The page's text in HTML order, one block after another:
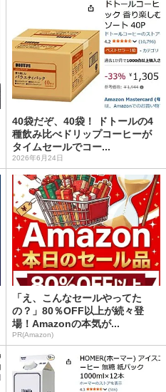
40袋だぞ、40袋！ ドトールの4
種飲み比べドリップコーヒーが
タイムセールでコー...
2026年6月24日
「え、こんなセールやってた
の？」80％OFF以上が続々登
場！Amazonの本気が...
PR(Amazon)